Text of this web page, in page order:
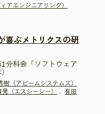
アエンジニアリング）
喜ぶメトリクスの研
分科会「ソフトウェア
樹（アビームシステムズ）
晃（エスシーシー） 、 有田